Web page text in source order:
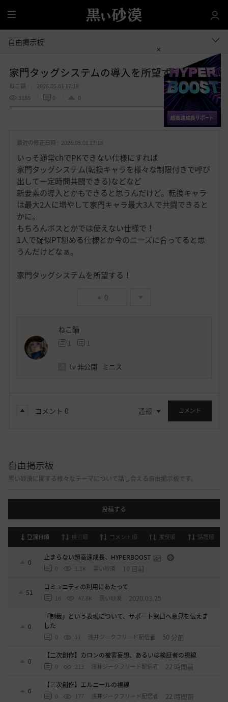
全
体
自由掲示板
家門タッグシステムの導入を所望する！
ねこ鍋
2026.05.01 17:18
3186
0 0
お
り
共有する
最近の修正日時 : 2026.05.01 17:18
いっそ通常chでPKできない仕様にすれば
家門タッグシステム(転換キャラを様々な制限付きで呼び
出して一定時間共闘できる)などなど
新要素の導入とかもできると思うんだけど。転換キャラ
は最大2人に増やして家門キャラ最大3人で共闘できると
かに。
もちろんボスとかでは使えない仕様で！
1人で疑似PT組める仕様とか今のニーズに合ってると思
うんだけどなぁ。
家門タッグシステムを所望する！
0
ねこ鍋
1 1
Lv 非公開 ミニス
コメント 0 通報 コメント
自由掲示板
黒い砂漠に関する様々なテーマについて話し合える自由掲示板です。
投稿する
登録日順 検索順 コメント順 推奨順 話題順
0
止まらない超高速成長、HYPERBOOST
0 1.1K 黒い砂漠 10 日前
51
コミュニティの利用にあたって
18 47.8K 黒い砂漠 2020.03.25
0
「制裁」という表現について、サポート窓口へ意見を伝えま
した
0 11 浅井ジークフリード配信者 50 分前
0
【二次創作】カロンの被害妄想、あるいは検証者の視線
0 213 浅井ジークフリード配信者 22 時間前
0
【二次創作】エルニールの視線
0 177 浅井ジークフリード配信者 22 時間前